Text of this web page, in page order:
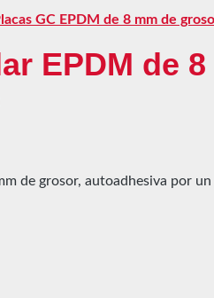
GC EPDM de 8 mm de
EPDM de